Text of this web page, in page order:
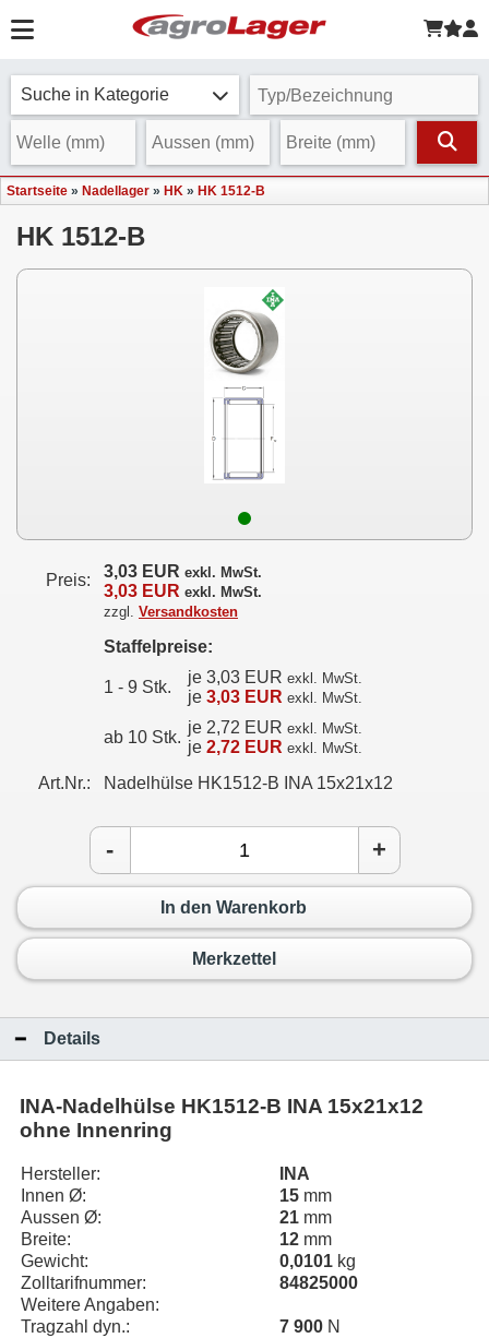
Suche in Kategorie
Startseite » Nadellager » HK » HK 1512-B
HK 1512-B
Preis: 3,03 EUR exkl. MwSt.
3,03 EUR exkl. MwSt.
zzgl. Versandkosten
Staffelpreise:
1 - 9 Stk.
je 3,03 EUR exkl. MwSt.
je 3,03 EUR exkl. MwSt.
ab 10 Stk.
je 2,72 EUR exkl. MwSt.
je 2,72 EUR exkl. MwSt.
Art.Nr.: Nadelhülse HK1512-B INA 15x21x12
- +
In den Warenkorb
Merkzettel
Details
INA-Nadelhülse HK1512-B INA 15x21x12
ohne Innenring
Hersteller:
INA
Innen Ø:
15 mm
Aussen Ø:
21 mm
Breite:
12 mm
Gewicht:
0,0101 kg
Zolltarifnummer:
84825000
Weitere Angaben:
Tragzahl dyn.:
7 900 N